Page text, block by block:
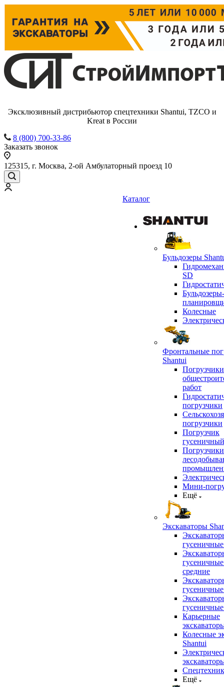
Эксклюзивный дистрибьютор спецтехники Shantui, TZCO и
Kreat в России
8 (800) 700-33-86
Заказать звонок
125315, г. Москва, 2-ой Амбулаторный проезд 10
Каталог
Бульдозеры
SD
Бульдозеры-
Колесные
Фронтальные
Shantui
работ
погрузчики
погрузчики
Погрузчик
гусеничный
Мини-
Ещё
Экскаваторы
средние
Карьерные
Колесные
Shantui
Ещё